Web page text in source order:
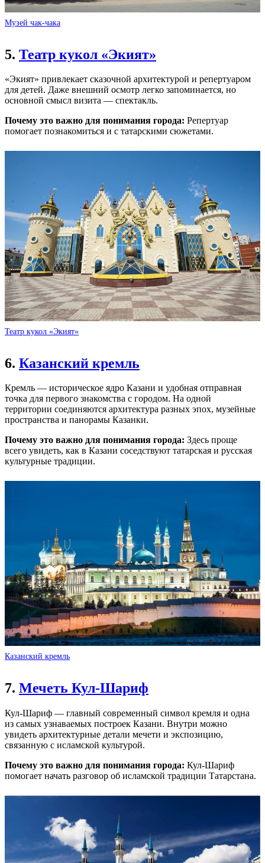
Музей чак-чака
5. Театр кукол «Экият»
«Экият» привлекает сказочной архитектурой и репертуаром
для детей. Даже внешний осмотр легко запоминается, но
основной смысл визита — спектакль.
Почему это важно для понимания города: Репертуар
помогает познакомиться и с татарскими сюжетами.
Театр кукол «Экият»
6. Казанский кремль
Кремль — историческое ядро Казани и удобная отправная
точка для первого знакомства с городом. На одной
территории соединяются архитектура разных эпох, музейные
пространства и панорамы Казанки.
Почему это важно для понимания города: Здесь проще
всего увидеть, как в Казани соседствуют татарская и русская
культурные традиции.
Казанский кремль
7. Мечеть Кул-Шариф
Кул-Шариф — главный современный символ кремля и одна
из самых узнаваемых построек Казани. Внутри можно
увидеть архитектурные детали мечети и экспозицию,
связанную с исламской культурой.
Почему это важно для понимания города: Кул-Шариф
помогает начать разговор об исламской традиции Татарстана.